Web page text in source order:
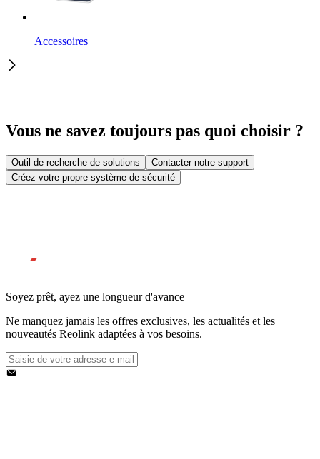
Accessoires
Vous ne savez toujours pas quoi choisir ?
Outil de recherche de solutions
Contacter notre support
Créez votre propre système de sécurité
Soyez prêt, ayez une longueur d'avance
Ne manquez jamais les offres exclusives, les actualités et les
nouveautés Reolink adaptées à vos besoins.